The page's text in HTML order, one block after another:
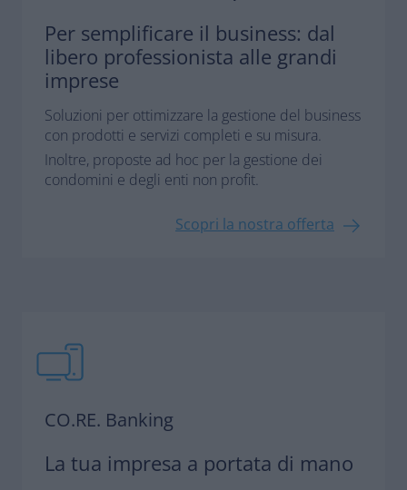
Per semplificare il business: dal
libero professionista alle grandi
imprese
Soluzioni per ottimizzare la gestione del business
con prodotti e servizi completi e su misura.
Inoltre, proposte ad hoc per la gestione dei
condomini e degli enti non profit.
Scopri la nostra offerta
CO.RE. Banking
La tua impresa a portata di mano